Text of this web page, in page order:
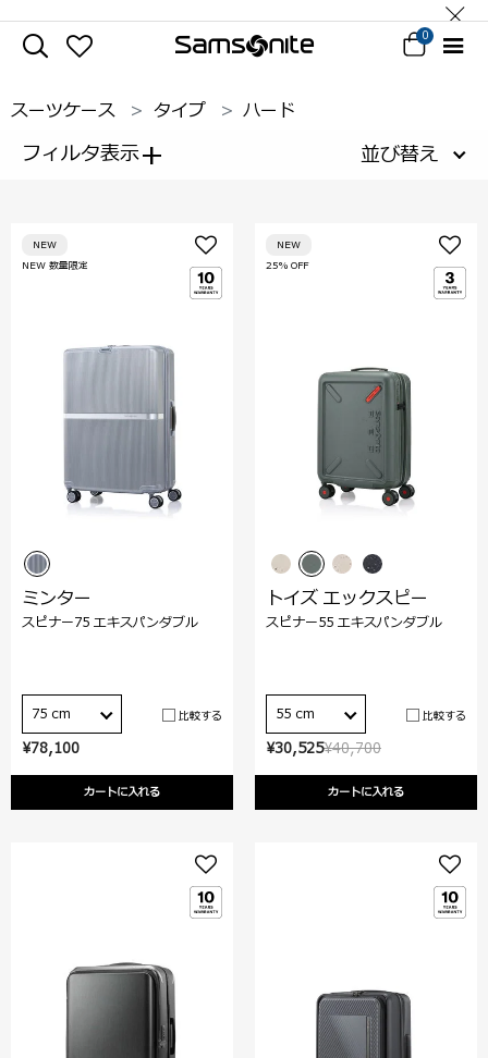
0
スーツケース タイプ ハード
フィルタ表示+ 並び替え
¥78,100
カートに入れる
NEW 数量限定
NEW
ミンター
スピナー75 エキスパンダブル
75 cm 比較する
¥40,700
¥30,525
カートに入れる
25% OFF
NEW
トイズ エックスピー
スピナー55 エキスパンダブル
55 cm 比較する